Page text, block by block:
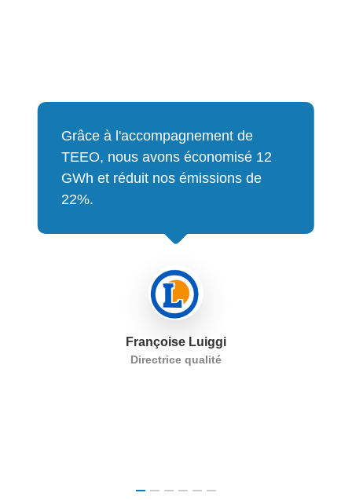
Grâce à l'accompagnement de
TEEO, nous avons économisé 12
GWh et réduit nos émissions de
22%.
Françoise Luiggi
Directrice qualité